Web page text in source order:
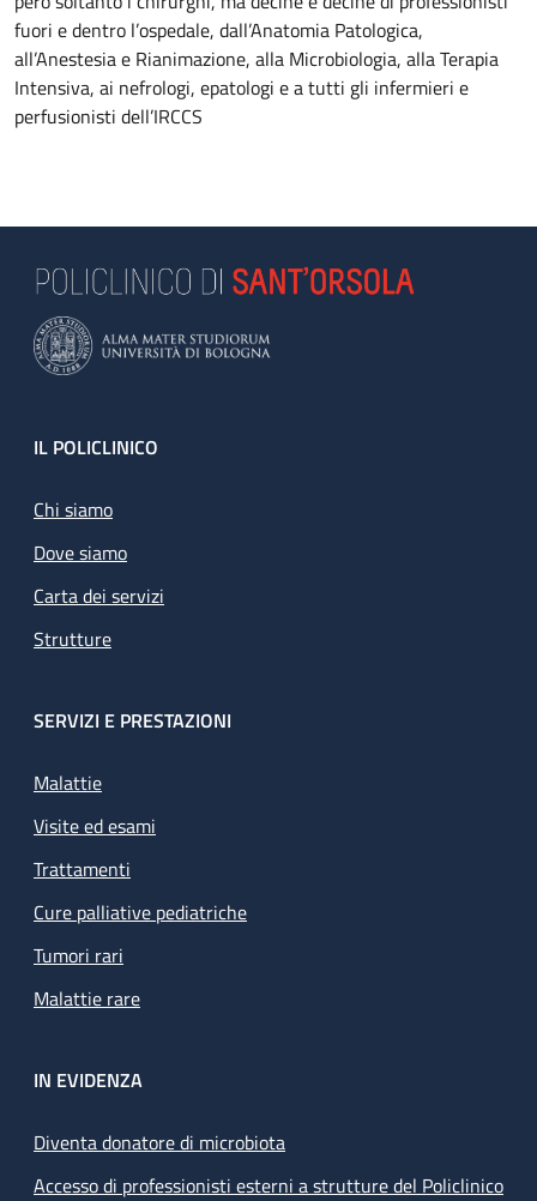
fuori e dentro l’ospedale, dall’Anatomia Patologica,
all’Anestesia e Rianimazione, alla Microbiologia, alla Terapia
Intensiva, ai nefrologi, epatologi e a tutti gli infermieri e
perfusionisti dell’IRCCS
Footer
IL POLICLINICO
Chi siamo
Dove siamo
Carta dei servizi
Strutture
SERVIZI E PRESTAZIONI
Malattie
Visite ed esami
Trattamenti
Cure palliative pediatriche
Tumori rari
Malattie rare
IN EVIDENZA
Diventa donatore di microbiota
Accesso di professionisti esterni a strutture del Policlinico